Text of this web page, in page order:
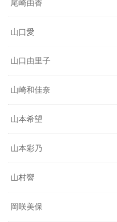
尾崎由香
山口愛
山口由里子
山崎和佳奈
山本希望
山本彩乃
山村響
岡咲美保